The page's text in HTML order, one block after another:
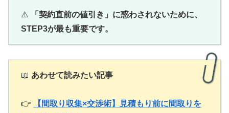
⚠️
「契約直前の値引き」に惑わされないために、
STEP3が最も重要です。
📖 あわせて読みたい記事
👉
【間取り収集×交渉術】見積もり前に間取りを